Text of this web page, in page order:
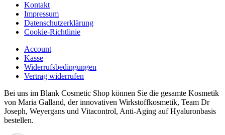
Kontakt
Impressum
Datenschutzerklärung
Cookie-Richtlinie
Account
Kasse
Widerrufsbedingungen
Vertrag widerrufen
Bei uns im Blank Cosmetic Shop können Sie die gesamte Kosmetik
von Maria Galland, der innovativen Wirkstoffkosmetik, Team Dr
Joseph, Weyergans und Vitacontrol, Anti-Aging auf Hyaluronbasis
bestellen.